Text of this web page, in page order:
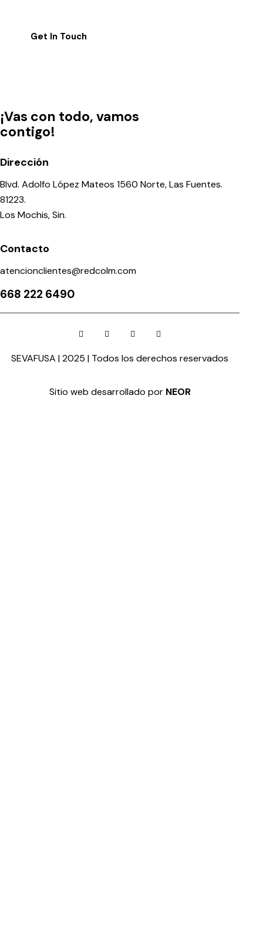
¡Vas con todo, vamos
contigo!
Dirección
Blvd. Adolfo López Mateos 1560 Norte, Las Fuentes.
81223.
Los Mochis, Sin.
Contacto
atencionclientes@redcolm.com
668 222 6490
SEVAFUSA | 2025 | Todos los derechos reservados
Sitio web desarrollado por NEOR